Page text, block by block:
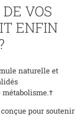
VOS
ENFIN
naturelle et
pour soutenir